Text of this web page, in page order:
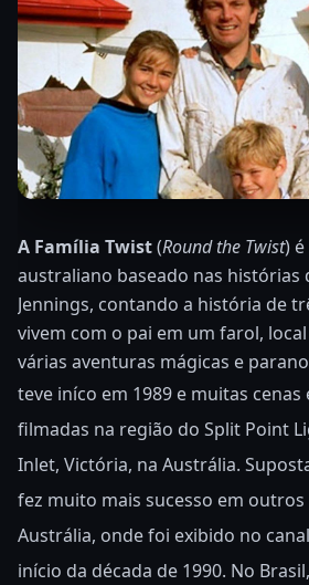
A Família Twist(Round the Twist)
australiano baseado nas histórias
Jennings, contando a história de
vivem com o pai em um farol,
várias aventuras mágicas e
teve iníco em 1989 e muitas
filmadas na região do Split Point
Inlet, Victória, na Austrália.
fez muito mais sucesso em outros
Austrália, onde foi exibido no canal
início da década de 1990. No